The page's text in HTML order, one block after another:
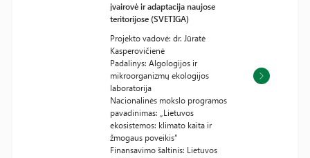
įvairovė ir adaptacija naujose
teritorijose (SVETIGA)
Projekto vadovė: dr. Jūratė
Kasperovičienė
Padalinys: Algologijos ir
mikroorganizmų ekologijos
laboratorija
Nacionalinės mokslo programos
pavadinimas: „Lietuvos
ekosistemos: klimato kaita ir
žmogaus poveikis“
Finansavimo šaltinis: Lietuvos